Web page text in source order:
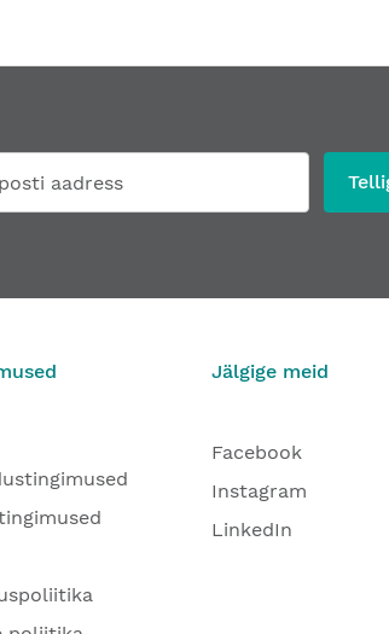
Jälgige meid
Facebook
Instagram
LinkedIn